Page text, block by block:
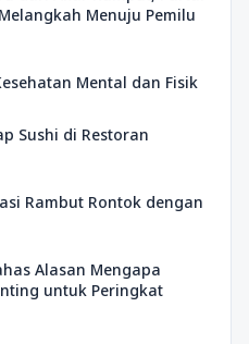
Menuju Pemilu
Mental dan Fisik
Sushi di Restoran
Rambut Rontok dengan
Alasan Mengapa
untuk Peringkat